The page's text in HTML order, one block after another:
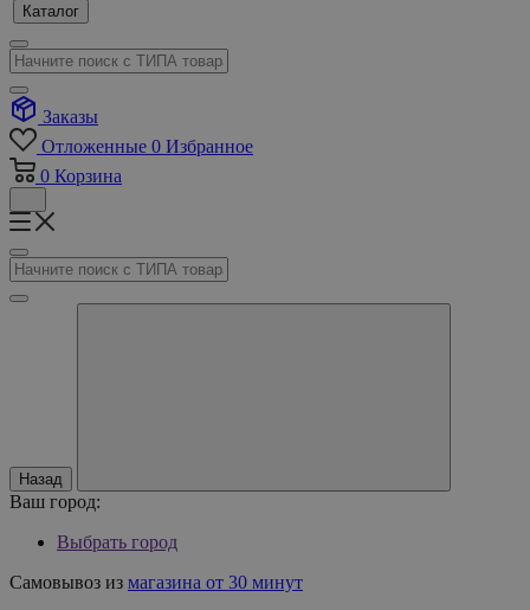
Каталог
Заказы
Отложенные 0 Избранное
0 Корзина
Назад
Ваш город:
Выбрать город
Самовывоз из магазина от 30 минут